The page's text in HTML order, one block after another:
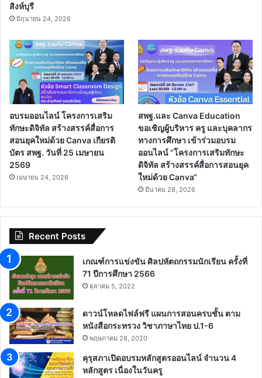
สิงห์บุรี
มิถุนายน 24, 2026
อบรมออนไลน์ โครงการเสริม
ทักษะดิจิทัล สร้างสรรค์สื่อการ
สอนยุคใหม่ด้วย Canva เกียรติ
บัตร สพฐ. วันที่ 25 เมษายน
2569
เมษายน 24, 2026
สพฐ.และ Canva Education
ขอเชิญผู้บริหาร ครู และบุคลากร
ทางการศึกษา เข้าร่วมอบรม
ออนไลน์ “โครงการเสริมทักษะ
ดิจิทัล สร้างสรรค์สื่อการสอนยุค
ใหม่ด้วย Canva“
มีนาคม 28, 2026
Recent Posts
เกณฑ์การแข่งขัน ศิลปหัตถกรรมนักเรียน ครั้งที่
71 ปีการศึกษา 2566
ตุลาคม 5, 2022
ดาวน์โหลดไฟล์ฟรี แผนการสอนครบชั้น ตาม
หนังสือกระทรวง วิชาภาษาไทย ป.1-6
พฤษภาคม 28, 2020
คุรุสภาเปิดอบรมหลักสูตรออนไลน์ จำนวน 4
หลักสูตร เนื่องในวันครู